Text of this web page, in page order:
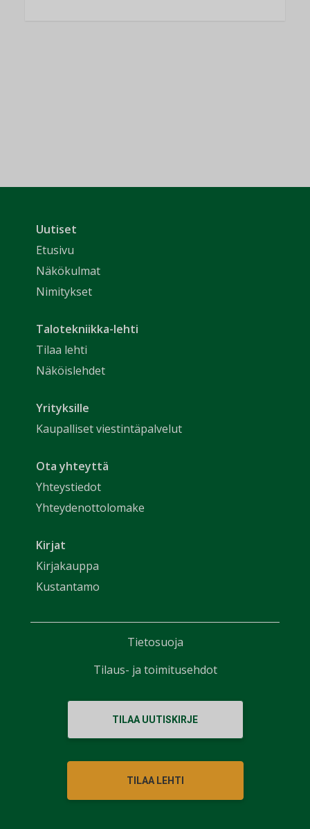
Uutiset
Etusivu
Näkökulmat
Nimitykset
Talotekniikka-lehti
Tilaa lehti
Näköislehdet
Yrityksille
Kaupalliset viestintäpalvelut
Ota yhteyttä
Yhteystiedot
Yhteydenottolomake
Kirjat
Kirjakauppa
Kustantamo
TILAA UUTISKIRJE
TILAA LEHTI
Tietosuoja
Tilaus- ja toimitusehdot